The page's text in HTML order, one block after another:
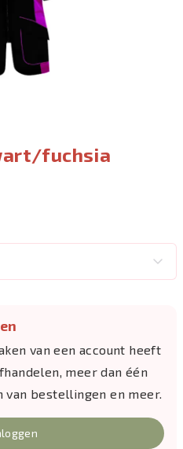
fuchsia
van een account heeft
meer dan één
bestellingen en meer.